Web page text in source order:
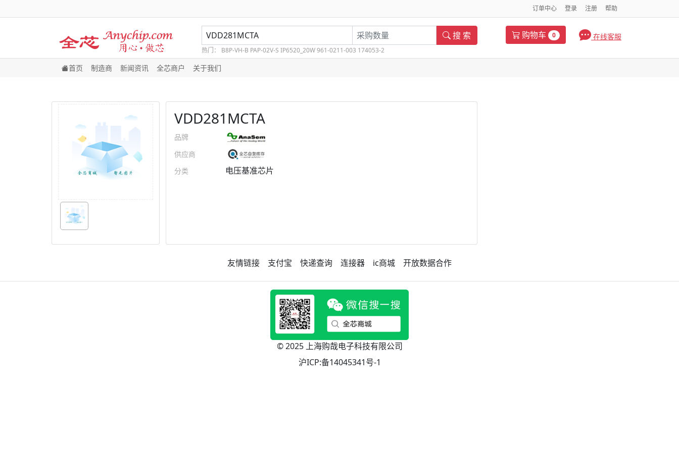
订单中心 登录 注册 帮助
搜 索
热门： B8P-VH-B PAP-02V-S IP6520_20W961-0211-003 174053-2
购物车 0 在线客服
首页 制造商 新闻资讯 全芯商户 关于我们
VDD281MCTA
品牌
供应商
分类
电压基准芯片
友情链接 支付宝 快递查询 连接器 ic商城 开放数据合作
© 2025 上海购哉电子科技有限公司
沪ICP:备14045341号-1